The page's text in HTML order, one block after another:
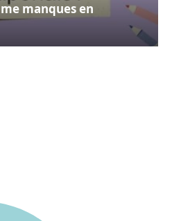
manques en